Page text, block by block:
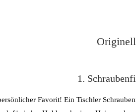
1.
Favorit! Ein Tischler